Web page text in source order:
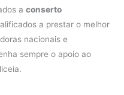
aconserto
a prestar o melhor
nacionais e
sempre o apoio ao